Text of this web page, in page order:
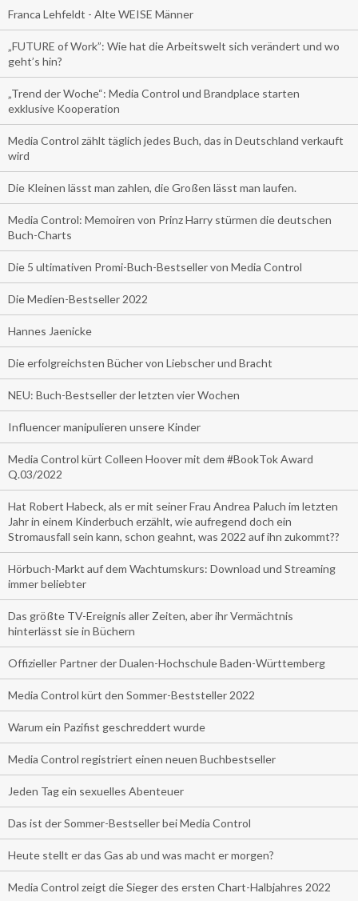
Franca Lehfeldt - Alte WEISE Männer
„FUTURE of Work”: Wie hat die Arbeitswelt sich verändert und wo
geht’s hin?
„Trend der Woche“: Media Control und Brandplace starten
exklusive Kooperation
Media Control zählt täglich jedes Buch, das in Deutschland verkauft
wird
Die Kleinen lässt man zahlen, die Großen lässt man laufen.
Media Control: Memoiren von Prinz Harry stürmen die deutschen
Buch-Charts
Die 5 ultimativen Promi-Buch-Bestseller von Media Control
Die Medien-Bestseller 2022
Hannes Jaenicke
Die erfolgreichsten Bücher von Liebscher und Bracht
NEU: Buch-Bestseller der letzten vier Wochen
Influencer manipulieren unsere Kinder
Media Control kürt Colleen Hoover mit dem #BookTok Award
Q.03/2022
Hat Robert Habeck, als er mit seiner Frau Andrea Paluch im letzten
Jahr in einem Kinderbuch erzählt, wie aufregend doch ein
Stromausfall sein kann, schon geahnt, was 2022 auf ihn zukommt??
Hörbuch-Markt auf dem Wachtumskurs: Download und Streaming
immer beliebter
Das größte TV-Ereignis aller Zeiten, aber ihr Vermächtnis
hinterlässt sie in Büchern
Offizieller Partner der Dualen-Hochschule Baden-Württemberg
Media Control kürt den Sommer-Beststeller 2022
Warum ein Pazifist geschreddert wurde
Media Control registriert einen neuen Buchbestseller
Jeden Tag ein sexuelles Abenteuer
Das ist der Sommer-Bestseller bei Media Control
Heute stellt er das Gas ab und was macht er morgen?
Media Control zeigt die Sieger des ersten Chart-Halbjahres 2022